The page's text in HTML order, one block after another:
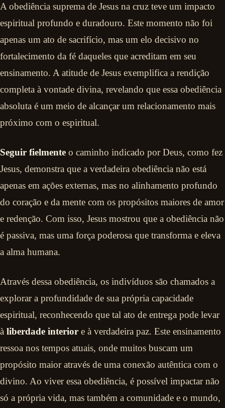
A obediência suprema de Jesus na cruz teve um impacto
espiritual profundo e duradouro. Este momento não foi
apenas um ato de sacrifício, mas um elo decisivo no
fortalecimento da fé daqueles que acreditam em seu
ensinamento. A atitude de Jesus exemplifica a rendição
completa à vontade divina, revelando que essa obediência
absoluta é um meio de alcançar um relacionamento mais
próximo com o espiritual.
Seguir fielmente o caminho indicado por Deus, como fez
Jesus, demonstra que a verdadeira obediência não está
apenas em ações externas, mas no alinhamento profundo
do coração e da mente com os propósitos maiores de amor
e redenção. Com isso, Jesus mostrou que a obediência não
é passiva, mas uma força poderosa que transforma e eleva
a alma humana.
Através dessa obediência, os indivíduos são chamados a
explorar a profundidade de sua própria capacidade
espiritual, reconhecendo que tal ato de entrega pode levar
à liberdade interior e à verdadeira paz. Este ensinamento
ressoa nos tempos atuais, onde muitos buscam um
propósito maior através de uma conexão autêntica com o
divino. Ao viver essa obediência, é possível impactar não
só a própria vida, mas também a comunidade e o mundo,